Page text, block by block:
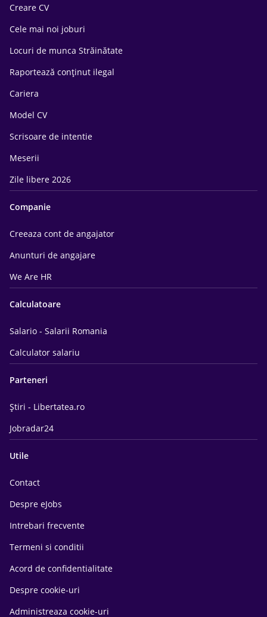
Creare CV
Cele mai noi joburi
Locuri de munca Străinătate
Raportează conținut ilegal
Cariera
Model CV
Scrisoare de intentie
Meserii
Zile libere 2026
Companie
Creeaza cont de angajator
Anunturi de angajare
We Are HR
Calculatoare
Salario - Salarii Romania
Calculator salariu
Parteneri
Știri - Libertatea.ro
Jobradar24
Utile
Contact
Despre eJobs
Intrebari frecvente
Termeni si conditii
Acord de confidentialitate
Despre cookie-uri
Administreaza cookie-uri